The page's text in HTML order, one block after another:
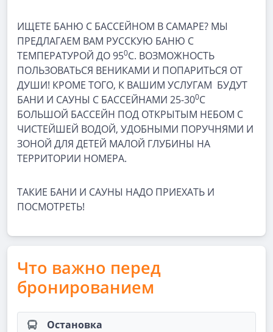
ИЩЕТЕ БАНЮ С БАССЕЙНОМ В САМАРЕ? МЫ
ПРЕДЛАГАЕМ ВАМ РУССКУЮ БАНЮ С
ТЕМПЕРАТУРОЙ ДО 950С. ВОЗМОЖНОСТЬ
ПОЛЬЗОВАТЬСЯ ВЕНИКАМИ И ПОПАРИТЬСЯ ОТ
ДУШИ! КРОМЕ ТОГО, К ВАШИМ УСЛУГАМ БУДУТ
БАНИ И САУНЫ С БАССЕЙНАМИ 25-300С
БОЛЬШОЙ БАССЕЙН ПОД ОТКРЫТЫМ НЕБОМ С
ЧИСТЕЙШЕЙ ВОДОЙ, УДОБНЫМИ ПОРУЧНЯМИ И
ЗОНОЙ ДЛЯ ДЕТЕЙ МАЛОЙ ГЛУБИНЫ НА
ТЕРРИТОРИИ НОМЕРА.
ТАКИЕ БАНИ И САУНЫ НАДО ПРИЕХАТЬ И
ПОСМОТРЕТЬ!
Что важно перед
бронированием
Остановка